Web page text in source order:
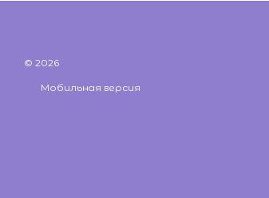
© 2026
Мобильная версия